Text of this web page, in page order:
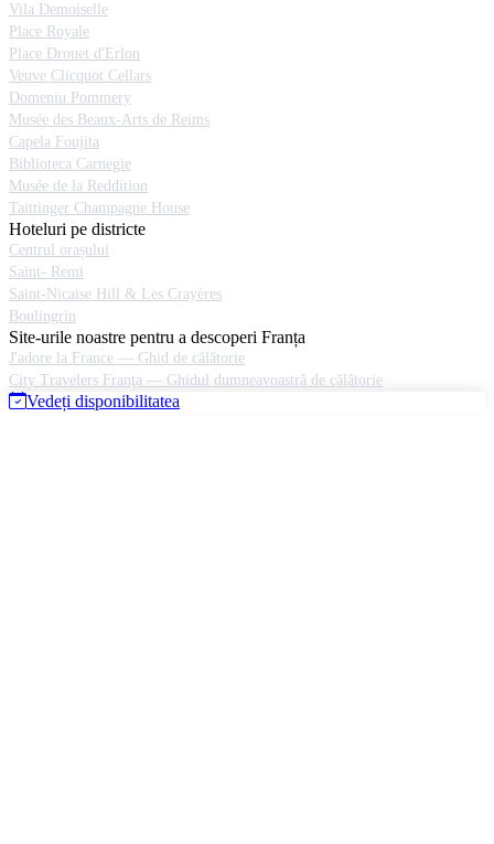
Vila Demoiselle
Place Royale
Place Drouet d'Erlon
Veuve Clicquot Cellars
Domeniu Pommery
Musée des Beaux-Arts de Reims
Capela Foujita
Biblioteca Carnegie
Musée de la Reddition
Taittinger Champagne House
Hoteluri pe districte
Centrul orașului
Saint- Remi
Saint-Nicaise Hill & Les Crayères
Boulingrin
Site-urile noastre pentru a descoperi Franța
J'adore la France — Ghid de călătorie
City Travelers Franţa — Ghidul dumneavoastră de călătorie
Vedeți disponibilitatea